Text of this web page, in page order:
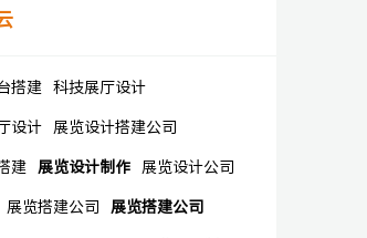
搭建 科技展厅设计
设计 展览设计搭建公司
建 展览设计制作 展览设计公司
展览搭建公司 展览搭建公司